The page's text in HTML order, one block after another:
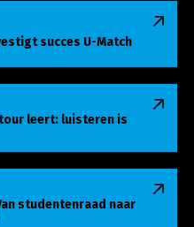
succes U-Match
bevestigt succes U-
leert: luisteren is
wijktour leert:
studentenraad naar
Van